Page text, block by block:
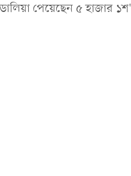
পেয়েছেন ৫ হাজার ১শ'